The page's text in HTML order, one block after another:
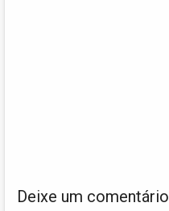
Deixe um comentário